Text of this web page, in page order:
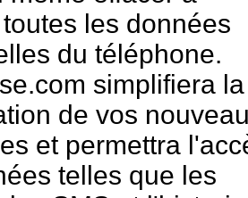
les données
du téléphone.
simplifiera la
de vos
et permettra
telles que les